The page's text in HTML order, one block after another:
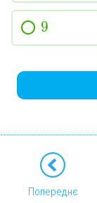
9
Попереднє